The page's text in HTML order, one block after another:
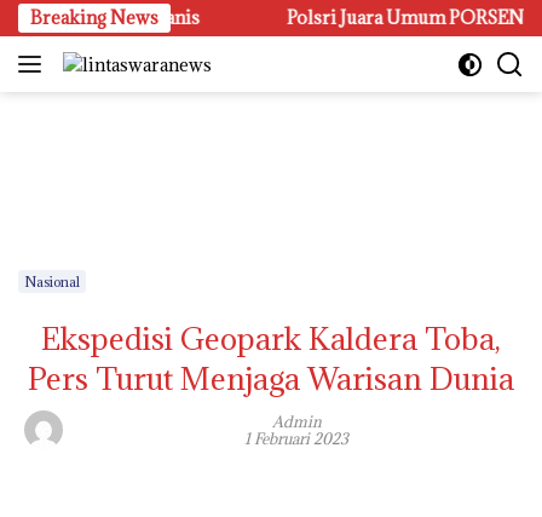
Langsung
ke
konten
Breaking News
janji Manis Polsri Juara Umum PORSENI XV, Raih 60
Nasional
Ekspedisi Geopark Kaldera Toba,
Pers Turut Menjaga Warisan Dunia
Admin
1 Februari 2023